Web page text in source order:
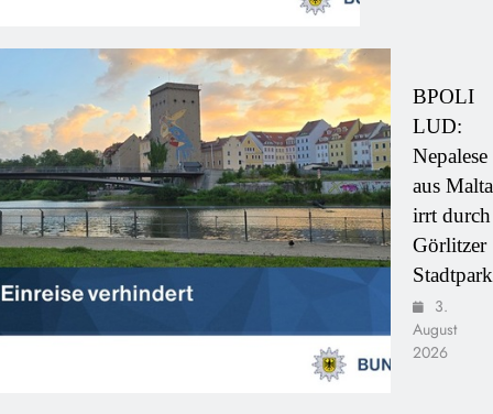
BPOLI
LUD:
Nepalese
aus Malta
irrt durch
Görlitzer
Stadtpark
3.
August
2026